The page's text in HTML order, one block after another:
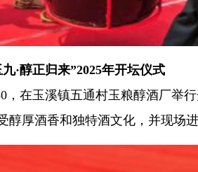
·醇正归来”2025年开坛仪式
，在玉溪镇五通村玉粮醇酒厂举
醇厚酒香和独特酒文化，并现场进